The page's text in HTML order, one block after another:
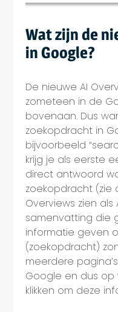
Wat zijn de
in Google?
De nieuwe AI
zometeen in de
bovenaan. Dus
zoekopdracht in
bijvoorbeeld
krijg je als eerste
direct antwoord
zoekopdracht (zie
Overviews zien
samenvatting die
informatie geven
(zoekopdracht)
meerdere
Google en dus
klikken om deze